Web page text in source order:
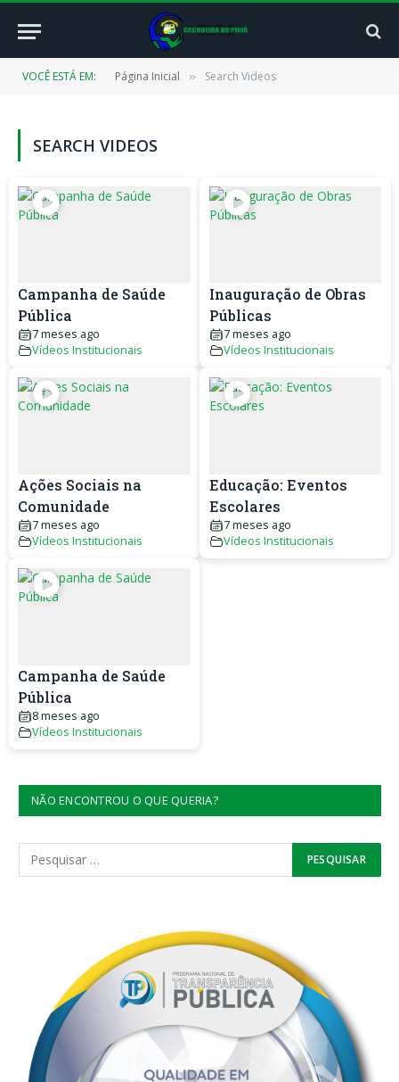
VOCÊ ESTÁ EM: Página Inicial » Search Videos
SEARCH VIDEOS
Campanha de Saúde
Pública
7 meses ago
Vídeos Institucionais
Inauguração de Obras
Públicas
7 meses ago
Vídeos Institucionais
Ações Sociais na
Comunidade
7 meses ago
Vídeos Institucionais
Educação: Eventos
Escolares
7 meses ago
Vídeos Institucionais
Campanha de Saúde
Pública
8 meses ago
Vídeos Institucionais
NÃO ENCONTROU O QUE QUERIA?